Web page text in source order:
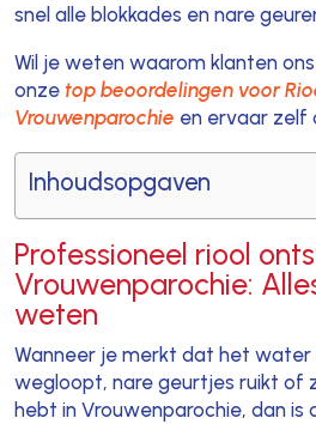
snel alle blokkades en nare
Wil je weten waarom klanten
onze top beoordelingen voor
Vrouwenparochie en ervaar zelf
Inhoudsopgaven
Professioneel riool
Vrouwenparochie:
weten
Wanneer je merkt dat het water
wegloopt, nare geurtjes ruikt of
hebt in Vrouwenparochie, dan